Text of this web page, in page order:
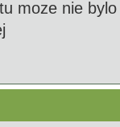
moze nie